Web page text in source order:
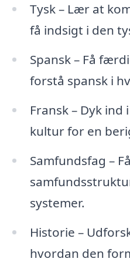
Tysk – Lær at
få indsigt i den
Spansk – Få
forstå spansk i
Fransk – Dyk
kultur for en
Samfundsfag –
systemer.
Historie –
hvordan den